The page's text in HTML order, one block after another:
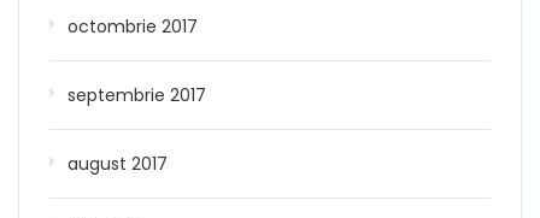
octombrie 2017
septembrie 2017
august 2017